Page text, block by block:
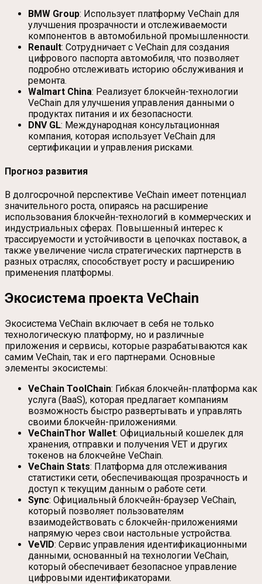
BMW Group: Использует платформу VeChain для
улучшения прозрачности и отслеживаемости
компонентов в автомобильной промышленности.
Renault: Сотрудничает с VeChain для создания
цифрового паспорта автомобиля, что позволяет
подробно отслеживать историю обслуживания и
ремонта.
Walmart China: Реализует блокчейн-технологии
VeChain для улучшения управления данными о
продуктах питания и их безопасности.
DNV GL: Международная консультационная
компания, которая использует VeChain для
сертификации и управления рисками.
Прогноз развития
В долгосрочной перспективе VeChain имеет потенциал
значительного роста, опираясь на расширение
использования блокчейн-технологий в коммерческих и
индустриальных сферах. Повышенный интерес к
трассируемости и устойчивости в цепочках поставок, а
также увеличение числа стратегических партнерств в
разных отраслях, способствует росту и расширению
применения платформы.
Экосистема проекта VeChain
Экосистема VeChain включает в себя не только
технологическую платформу, но и различные
приложения и сервисы, которые разрабатываются как
самим VeChain, так и его партнерами. Основные
элементы экосистемы:
VeChain ToolChain: Гибкая блокчейн-платформа как
услуга (BaaS), которая предлагает компаниям
возможность быстро развертывать и управлять
своими блокчейн-приложениями.
VeChainThor Wallet: Официальный кошелек для
хранения, отправки и получения VET и других
токенов на блокчейне VeChain.
VeChain Stats: Платформа для отслеживания
статистики сети, обеспечивающая прозрачность и
доступ к текущим данным о работе сети.
Sync: Официальный блокчейн-браузер VeChain,
который позволяет пользователям
взаимодействовать с блокчейн-приложениями
напрямую через свои настольные устройства.
VeVID: Сервис управления идентификационными
данными, основанный на технологии VeChain,
который обеспечивает безопасное управление
цифровыми идентификаторами.